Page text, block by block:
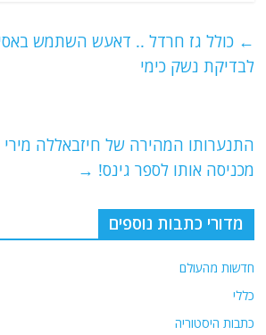
s
A
g
ra
l
er
e
k
← כולל גז חרדל .. דאעש השתמש
לבדיקת נשק כימי
התנערותו המהירה של חיזבאללה
מכניסה אותו לספר גינס! →
מדורי כתבות נוספים
חדשות מהעולם
כללי
כתבות היסטוריה